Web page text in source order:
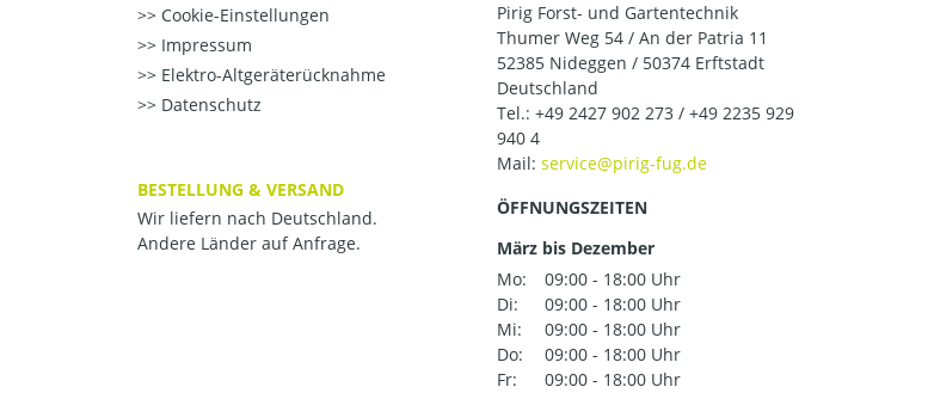
Cookie-Einstellungen
Impressum
Elektro-Altgeräterücknahme
Datenschutz
BESTELLUNG & VERSAND
Wir liefern nach Deutschland.
Andere Länder auf Anfrage.
Pirig Forst- und Gartentechnik
Thumer Weg 54 / An der Patria 11
52385 Nideggen / 50374 Erftstadt
Deutschland
Tel.: +49 2427 902 273 / +49 2235 929
940 4
Mail:
ÖFFNUNGSZEITEN
März bis Dezember
Mo:
09:00 - 18:00 Uhr
Di:
09:00 - 18:00 Uhr
Mi:
09:00 - 18:00 Uhr
Do:
09:00 - 18:00 Uhr
Fr:
09:00 - 18:00 Uhr